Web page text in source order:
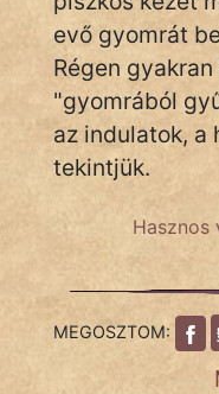
KÖZMONDÁS
PSZICHO
ZENE
MAGYARSÁG
evő gyomrát
Régen
"gyomrából
az indulatok, a
tekintjük.
Hasznos
MEGOSZTOM: